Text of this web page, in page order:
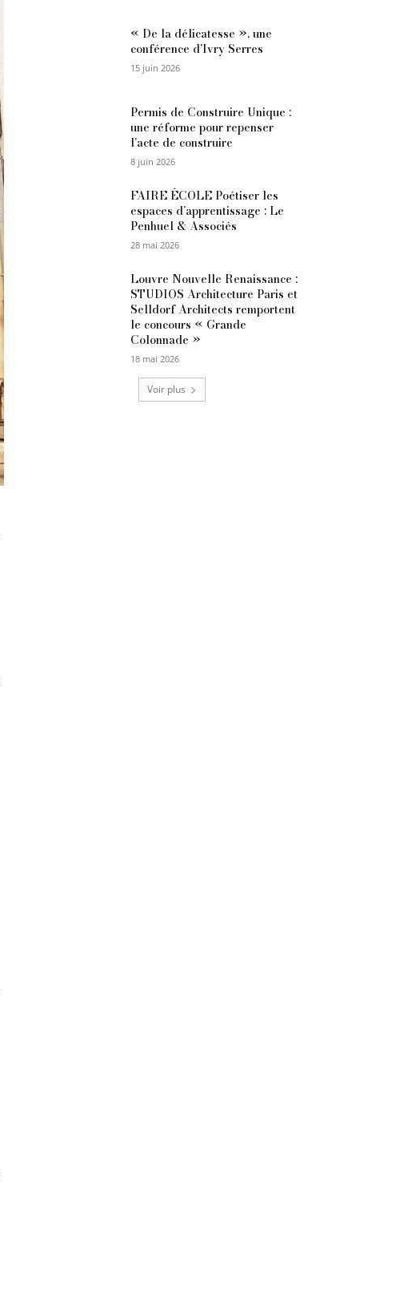
« De la délicatesse », une
conférence d’Ivry Serres
15 juin 2026
Permis de Construire Unique :
une réforme pour repenser
l’acte de construire
8 juin 2026
FAIRE ÉCOLE Poétiser les
espaces d’apprentissage : Le
Penhuel & Associés
28 mai 2026
Louvre Nouvelle Renaissance :
STUDIOS Architecture Paris et
Selldorf Architects remportent
le concours « Grande
Colonnade »
18 mai 2026
Voir plus